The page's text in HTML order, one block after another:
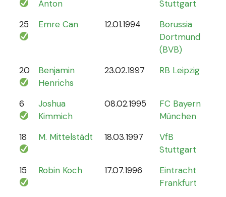
Anton
Stuttgart
25
Emre Can 12.01.1994
Borussia
Dortmund
(BVB)
20
Benjamin
Henrichs
23.02.1997 RB Leipzig
6
Joshua
Kimmich
08.02.1995
FC Bayern
München
18 M. Mittelstädt 18.03.1997
VfB
Stuttgart
15 Robin Koch 17.07.1996
Eintracht
Frankfurt